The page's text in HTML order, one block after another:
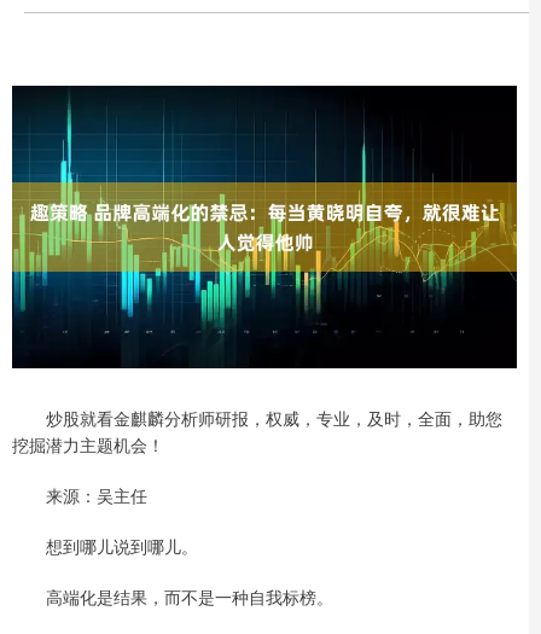
炒股就看金麒麟分析师研报，权威，专业，及时，全面，助您
挖掘潜力主题机会！
来源：吴主任
想到哪儿说到哪儿。
高端化是结果，而不是一种自我标榜。